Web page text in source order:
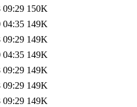
09:29 150K
04:35 149K
09:29 149K
04:35 149K
09:29 149K
09:29 149K
09:29 149K